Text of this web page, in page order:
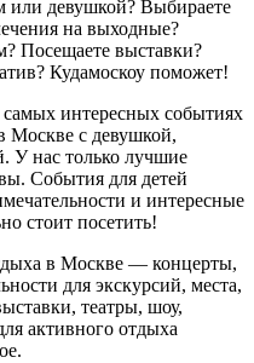
или девушкой? Выбираете
на выходные?
Посещаете выставки?
Кудамоскоу поможет!
интересных событиях
Москве с девушкой,
У нас только лучшие
События для детей
и интересные
стоит посетить!
в Москве — концерты,
для экскурсий, места,
театры, шоу,
активного отдыха